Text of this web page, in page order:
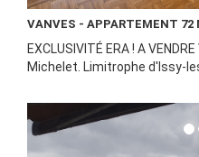
VANVES - APPARTEMENT 72
EXCLUSIVITÉ ERA ! A
Michelet. Limitrophe d'Issy-